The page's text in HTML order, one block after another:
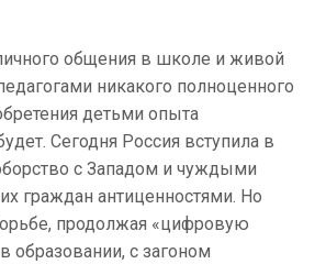
общения в школе и живой
никакого полноценного
детьми опыта
Сегодня Россия вступила в
с Западом и чуждыми
граждан антиценностями. Но
продолжая «цифровую
образовании, с загоном